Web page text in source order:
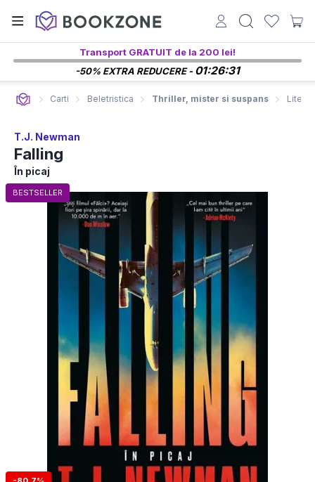
Transport GRATUIT de la 200 lei!
-50% EXTRA REDUCERE -01:26:29
Carti Beletristica Thriller, mister si suspans
T.J. Newman
Falling
În picaj
BESTSELLER